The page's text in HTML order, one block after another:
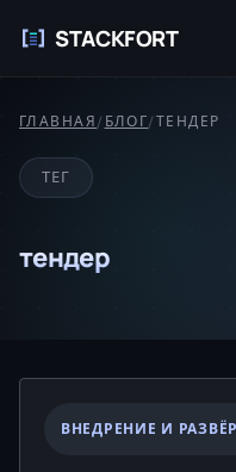
STACKFORT
ГЛАВНАЯ/ БЛОГ/ТЕНДЕР
ТЕГ
тендер
ВНЕДРЕНИЕ И